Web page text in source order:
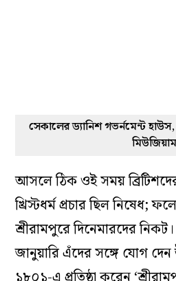
সেকালের ড্যানিশ গভর্নমেন্ট
মিউজিয়াম
আসলে ঠিক ওই সময়
খ্রিস্টধর্ম প্রচার ছিল নিষেধ;
শ্রীরামপুরে দিনেমারদের
জানুয়ারি এঁদের সঙ্গে যোগ